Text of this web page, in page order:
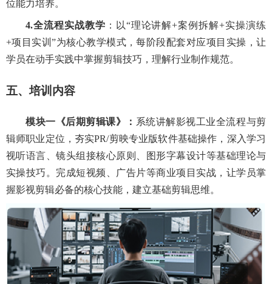
位能力培养。
4.全流程实战教学 ：以“理论讲解+案例拆解+实操演练
+项目实训”为核心教学模式，每阶段配套对应项目实操，让
学员在动手实践中掌握剪辑技巧，理解行业制作规范。
五、培训内容
模块一 《后期剪辑课》： 系统讲解影视工业全流程与剪
辑师职业定位，夯实PR/剪映专业版软件基础操作，深入学习
视听语言、镜头组接核心原则、图形字幕设计等基础理论与
实操技巧。完成短视频、广告片等商业项目实战，让学员掌
握影视剪辑必备的核心技能，建立基础剪辑思维。